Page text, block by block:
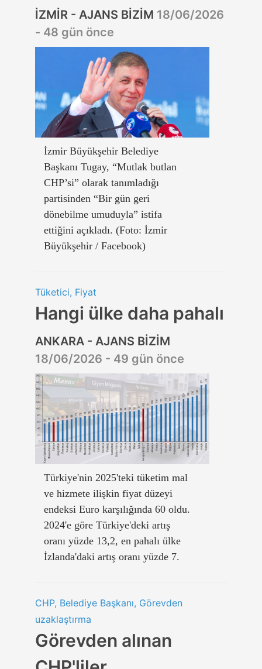
İZMİR - AJANS BİZİM 18/06/2026
- 48 gün önce
İzmir Büyükşehir Belediye
Başkanı Tugay, “Mutlak butlan
CHP’si” olarak tanımladığı
partisinden “Bir gün geri
dönebilme umuduyla” istifa
ettiğini açıkladı. (Foto: İzmir
Büyükşehir / Facebook)
Tüketici, Fiyat
Hangi ülke daha pahalı
ANKARA - AJANS BİZİM
18/06/2026 - 49 gün önce
Türkiye'nin 2025'teki tüketim mal
ve hizmete ilişkin fiyat düzeyi
endeksi Euro karşılığında 60 oldu.
2024'e göre Türkiye'deki artış
oranı yüzde 13,2, en pahalı ülke
İzlanda'daki artış oranı yüzde 7.
CHP, Belediye Başkanı, Görevden
uzaklaştırma
Görevden alınan